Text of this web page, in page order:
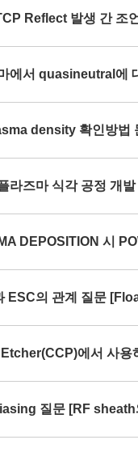
Reflect 발생 간 조
에서 quasineutral에
density 확인방법
라즈마 식각 공정 개
DEPOSITION 시
ESC의 관계 질문
에서 사
질문 [RF